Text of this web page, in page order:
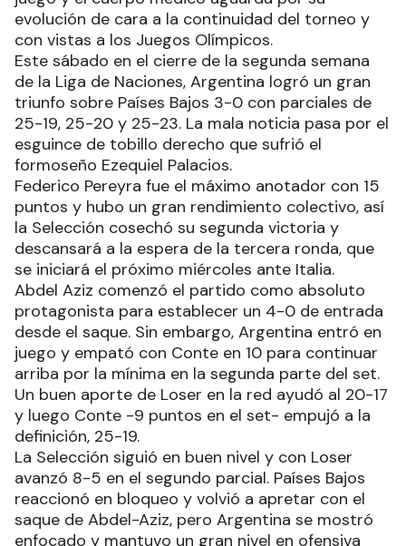
evolución de cara a la continuidad del torneo y
con vistas a los Juegos Olímpicos.
Este sábado en el cierre de la segunda semana
de la Liga de Naciones, Argentina logró un gran
triunfo sobre Países Bajos 3-0 con parciales de
25-19, 25-20 y 25-23. La mala noticia pasa por el
esguince de tobillo derecho que sufrió el
formoseño Ezequiel Palacios.
Federico Pereyra fue el máximo anotador con 15
puntos y hubo un gran rendimiento colectivo, así
la Selección cosechó su segunda victoria y
descansará a la espera de la tercera ronda, que
se iniciará el próximo miércoles ante Italia.
Abdel Aziz comenzó el partido como absoluto
protagonista para establecer un 4-0 de entrada
desde el saque. Sin embargo, Argentina entró en
juego y empató con Conte en 10 para continuar
arriba por la mínima en la segunda parte del set.
Un buen aporte de Loser en la red ayudó al 20-17
y luego Conte -9 puntos en el set- empujó a la
definición, 25-19.
La Selección siguió en buen nivel y con Loser
avanzó 8-5 en el segundo parcial. Países Bajos
reaccionó en bloqueo y volvió a apretar con el
saque de Abdel-Aziz, pero Argentina se mostró
enfocado y mantuvo un gran nivel en ofensiva